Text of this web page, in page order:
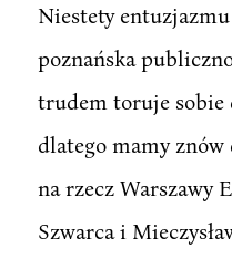
Niestety
poznańska
trudem toruje sobie
dlatego mamy
na rzecz Warszawy
Szwarca i